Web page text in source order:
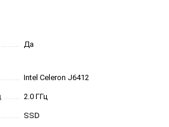
Да
Intel Celeron J6412
2.0 ГГц
SSD